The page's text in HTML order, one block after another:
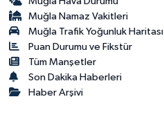
Muğla Namaz Vakitleri
Muğla Trafik Yoğunluk Haritası
Puan Durumu ve Fikstür
Tüm Manşetler
Son Dakika Haberleri
Haber Arşivi